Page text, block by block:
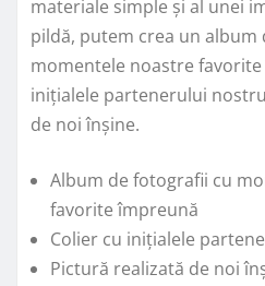
materiale simple și al unei
pildă, putem crea un album
momentele noastre
inițialele partenerului
de noi înșine.
Album de fotografii cu
favorite împreună
Colier cu inițialele
Pictură realizată de noi